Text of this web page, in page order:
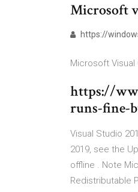
Microsoft
https://
Microsoft Visual
https://
runs-fine-
Visual Studio
2019, see the
offline . Note
Redistributable